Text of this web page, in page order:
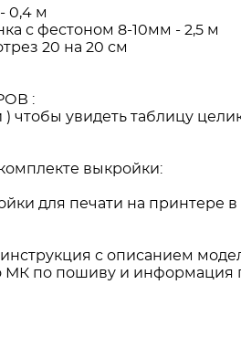
0,4 м
с фестоном 8-10мм - 2,5 м
20 на 20 см
:
) чтобы увидеть таблицу
выкройки:
для печати на принтере
с описанием
по пошиву и информация